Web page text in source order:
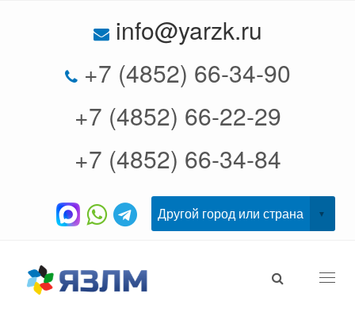
info@yarzk.ru
+7 (4852) 66-34-90
+7 (4852) 66-22-29
+7 (4852) 66-34-84